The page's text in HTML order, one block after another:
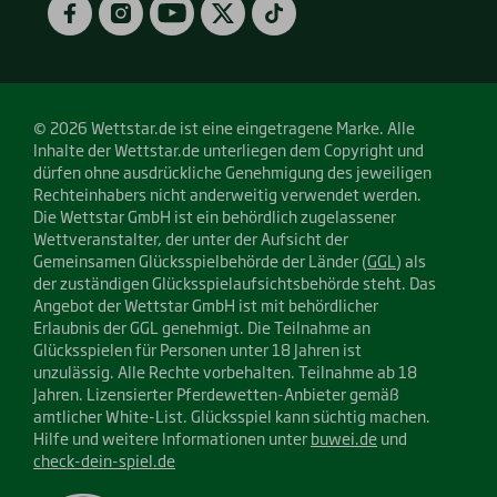
© 2026 Wettstar.de ist eine eingetragene Marke. Alle
Inhalte der Wettstar.de unterliegen dem Copyright und
dürfen ohne ausdrückliche Genehmigung des jeweiligen
Rechteinhabers nicht anderweitig verwendet werden.
Die Wettstar GmbH ist ein behördlich zugelassener
Wettveranstalter, der unter der Aufsicht der
Gemeinsamen Glücksspielbehörde der Länder (GGL) als
der zuständigen Glücksspielaufsichtsbehörde steht. Das
Angebot der Wettstar GmbH ist mit behördlicher
Erlaubnis der GGL genehmigt. Die Teilnahme an
Glücksspielen für Personen unter 18 Jahren ist
unzulässig. Alle Rechte vorbehalten. Teilnahme ab 18
Jahren. Lizensierter Pferdewetten-Anbieter gemäß
amtlicher White-List. Glücksspiel kann süchtig machen.
Hilfe und weitere Informationen unterbuwei.deund
check-dein-spiel.de